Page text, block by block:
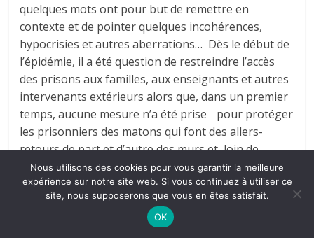
quelques mots ont pour but de remettre en
contexte et de pointer quelques incohérences,
hypocrisies et autres aberrations… Dès le début de
l’épidémie, il a été question de restreindre l’accès
des prisons aux familles, aux enseignants et autres
intervenants extérieurs alors que, dans un premier
temps, aucune mesure n’a été prise pour protéger
les prisonniers des matons qui font des allers-
retours de part et d’autre des murs et, loin de
toujours respecter les distances, se plaignaient eux-
mêmes de n’avoir pas le moindre savon à
disposition. Chaque suspicion de cas ou chaque cas
avérée a permis de jeter l’opprobre sur les visiteurs
Nous utilisons des cookies pour vous garantir la meilleure
expérience sur notre site web. Si vous continuez à utiliser ce
site, nous supposerons que vous en êtes satisfait.
OK